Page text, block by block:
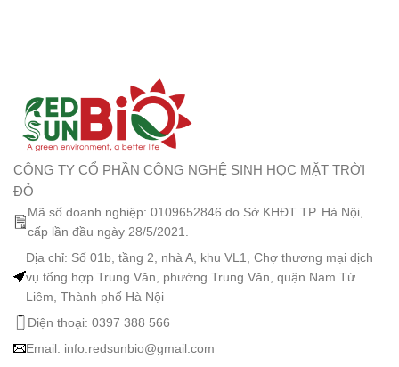
CÔNG TY CỔ PHẦN CÔNG NGHỆ SINH HỌC MẶT TRỜI
ĐỎ
Mã số doanh nghiệp: 0109652846 do Sở KHĐT TP. Hà Nội,
cấp lần đầu ngày 28/5/2021.
Địa chỉ: Số 01b, tầng 2, nhà A, khu VL1, Chợ thương mại dịch
vụ tổng hợp Trung Văn, phường Trung Văn, quận Nam Từ
Liêm, Thành phố Hà Nội
Điện thoại: 0397 388 566
Email: info.redsunbio@gmail.com